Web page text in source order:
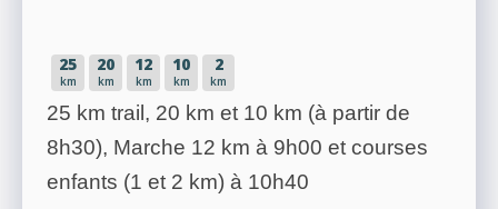
25
km
20
km
12
km
10
km
2
km
25 km trail, 20 km et 10 km (à partir de
8h30), Marche 12 km à 9h00 et courses
enfants (1 et 2 km) à 10h40